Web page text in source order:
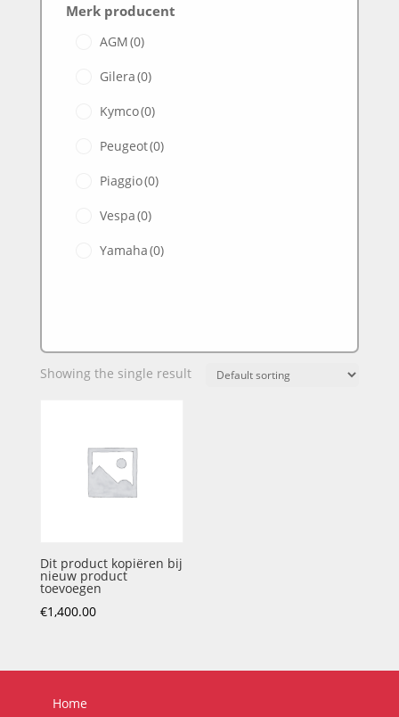
Merk producent
AGM(0)
Gilera(0)
Kymco(0)
Peugeot(0)
Piaggio(0)
Vespa(0)
Yamaha(0)
Showing the single result
Dit product kopiëren bij
nieuw product
toevoegen
€1,400.00
Home